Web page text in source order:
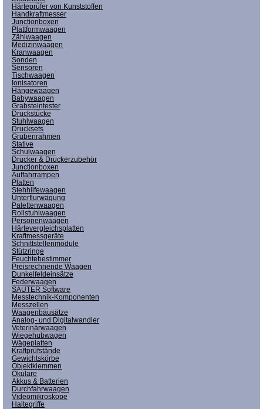
Härteprüfer von Kunststoffen
Handkraftmesser
Junctionboxen
Plattformwaagen
Zählwaagen
Medizinwaagen
Kranwaagen
Sonden
Sensoren
Tischwaagen
Ionisatoren
Hängewaagen
Babywaagen
Grabsteintester
Druckstücke
Stuhlwaagen
Drucksets
Grubenrahmen
Stative
Schulwaagen
Drucker & Druckerzubehör
Junctionboxen
Auffahrrampen
Platten
Stehhilfewaagen
Unterflurwägung
Palettenwaagen
Rollstuhlwaagen
Personenwaagen
Härtevergleichsplatten
Kraftmessgeräte
Schnittstellenmodule
Stützringe
Feuchtebestimmer
Preisrechnende Waagen
Dunkelfeldeinsätze
Federwaagen
SAUTER Software
Messtechnik-Komponenten
Messzellen
Waagenbausätze
Analog- und Digitalwandler
Veterinärwaagen
Wiegehubwagen
Wägeplatten
Kraftprüfstände
Gewichtskörbe
Objektklemmen
Okulare
Akkus & Batterien
Durchfahrwaagen
Videomikroskope
Haltegriffe